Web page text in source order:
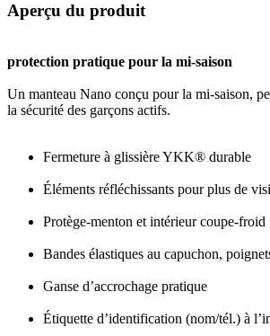
Aperçu du produit
protection pratique pour la mi-saison
Un manteau Nano conçu pour la mi-saison,
la sécurité des garçons actifs.
Fermeture à glissière YKK® durable
Éléments réfléchissants pour plus de
Protège-menton et intérieur coupe-froid
Bandes élastiques au capuchon,
Ganse d’accrochage pratique
Étiquette d’identification (nom/tél.) à